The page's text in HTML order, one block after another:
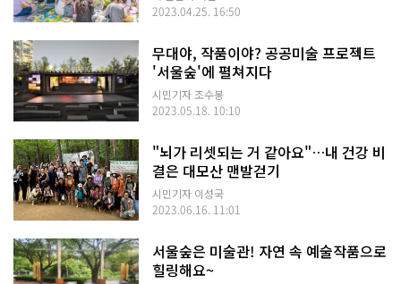
2023.04.25. 16:50
무대야, 작품이야? 공공미술 프로젝트
'서울숲'에 펼쳐지다
시민기자 조수봉
2023.05.18. 10:10
"뇌가 리셋되는 거 같아요"…내 건강 비
결은 대모산 맨발걷기
시민기자 이성국
2023.06.16. 11:01
서울숲은 미술관! 자연 속 예술작품으로
힐링해요~